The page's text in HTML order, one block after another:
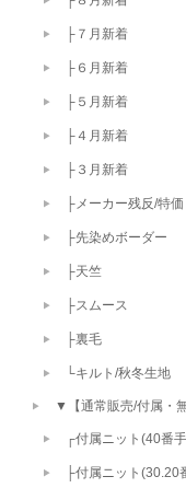
├７月新着
├６月新着
├５月新着
├４月新着
├３月新着
├メーカー残反/特価
├先染めボーダー
├天竺
├スムース
├裏毛
└キルト/秋冬生地
▼【通常販売/付属・無
┌付属ニット(40番
├付属ニット(30.20